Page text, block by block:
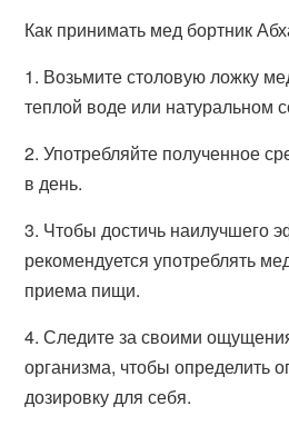
Как принимать мед бортник
1. Возьмите столовую ложку
теплой воде или натуральном
2. Употребляйте полученное
в день.
3. Чтобы достичь наилучшего
рекомендуется употреблять
приема пищи.
4. Следите за своими
организма, чтобы определить
дозировку для себя.